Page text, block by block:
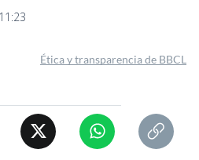
Ética y transparencia de BBCL